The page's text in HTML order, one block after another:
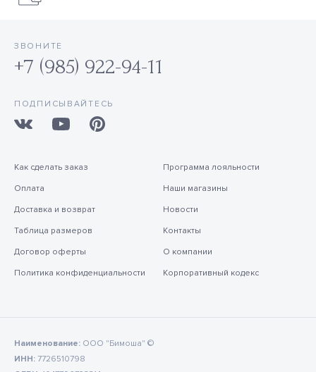
ЗВОНИТЕ
+7 (985) 922-94-11
ПОДПИСЫВАЙТЕСЬ
Как сделать заказ
Оплата
Доставка и возврат
Таблица размеров
Договор оферты
Политика конфиденциальности
Программа лояльности
Наши магазины
Новости
Контакты
О компании
Корпоративный кодекс
Наименование: ООО "Бимоша" ©
ИНН: 7726510798